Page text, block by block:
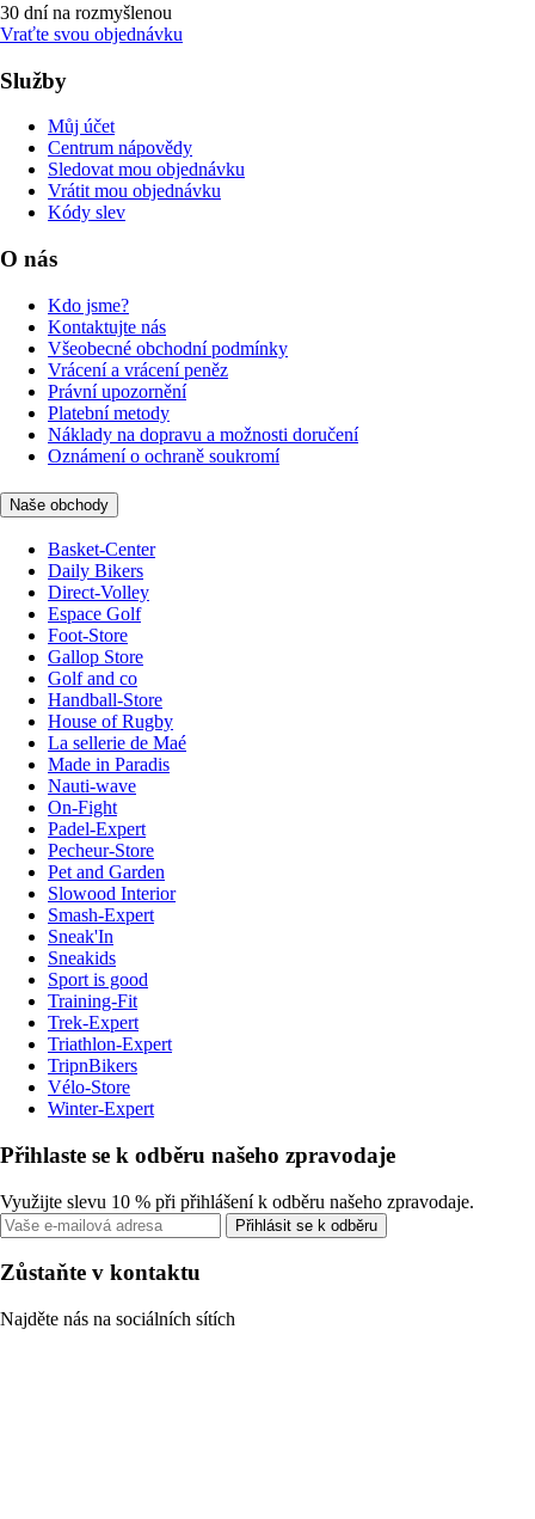
30 dní na rozmyšlenou
Vraťte svou objednávku
Služby
Můj účet
Centrum nápovědy
Sledovat mou objednávku
Vrátit mou objednávku
Kódy slev
O nás
Kdo jsme?
Kontaktujte nás
Všeobecné obchodní podmínky
Vrácení a vrácení peněz
Právní upozornění
Platební metody
Náklady na dopravu a možnosti doručení
Oznámení o ochraně soukromí
Naše obchody
Basket-Center
Daily Bikers
Direct-Volley
Espace Golf
Foot-Store
Gallop Store
Golf and co
Handball-Store
House of Rugby
La sellerie de Maé
Made in Paradis
Nauti-wave
On-Fight
Padel-Expert
Pecheur-Store
Pet and Garden
Slowood Interior
Smash-Expert
Sneak'In
Sneakids
Sport is good
Training-Fit
Trek-Expert
Triathlon-Expert
TripnBikers
Vélo-Store
Winter-Expert
Přihlaste se k odběru našeho zpravodaje
Využijte slevu 10 % při přihlášení k odběru našeho zpravodaje.
Přihlásit se k odběru
Zůstaňte v kontaktu
Najděte nás na sociálních sítích